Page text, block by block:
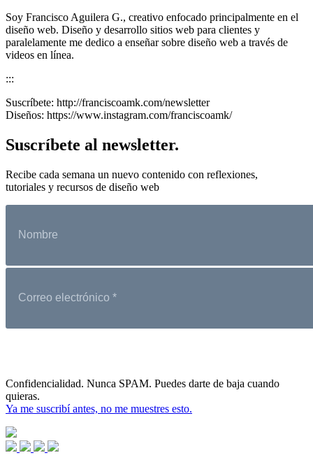
Soy Francisco Aguilera G., creativo enfocado principalmente en el
diseño web. Diseño y desarrollo sitios web para clientes y
paralelamente me dedico a enseñar sobre diseño web a través de
videos en línea.
:::
Suscríbete: http://franciscoamk.com/newsletter
Diseños: https://www.instagram.com/franciscoamk/
Suscríbete al newsletter.
Recibe cada semana un nuevo contenido con reflexiones,
tutoriales y recursos de diseño web
Confidencialidad. Nunca SPAM. Puedes darte de baja cuando
quieras.
Ya me suscribí antes, no me muestres esto.